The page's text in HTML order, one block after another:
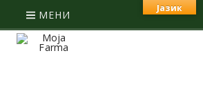
МЕНИ
Јазик